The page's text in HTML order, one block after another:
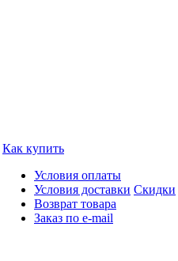
Как купить
Условия оплаты
Условия доставки
Возврат товара
Заказ по e-mail
Скидки